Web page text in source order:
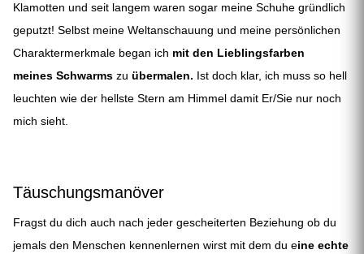
Klamotten und seit langem waren sogar meine Schuhe gründlich
geputzt! Selbst meine Weltanschauung und meine persönlichen
Charaktermerkmale began ich mit den Lieblingsfarben
meines Schwarms zu übermalen. Ist doch klar, ich muss so hell
leuchten wie der hellste Stern am Himmel damit Er/Sie nur noch
mich sieht.
Täuschungsmanöver
Fragst du dich auch nach jeder gescheiterten Beziehung ob du
jemals den Menschen kennenlernen wirst mit dem du eine echte